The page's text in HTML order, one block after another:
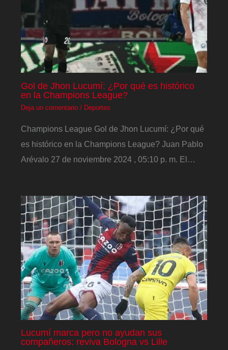
Gol de Jhon Lucumí: ¿Por qué es histórico
en la Champions League?
Deja un comentario / Deportes
Champions League Gol de Jhon Lucumí: ¿Por qué
es histórico en la Champions League? Juan Pablo
Arévalo 27 de noviembre 2024 , 05:10 p. m. El…
Lucumí marca pero no ayudan sus
compañeros: reviva Bologna vs Lille